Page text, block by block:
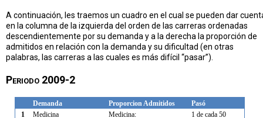
A continuación, les traemos un cuadro en el cual se pueden dar
en la columna de la izquierda del orden de las carreras ordenadas
descendientemente por su demanda y a la derecha la proporción de
admitidos en relación con la demanda y su dificultad (en otras
palabras, las carreras a las cuales es más difícil “pasar”).
Periodo 2009-2
Demanda ProporcionAdmitidos
Pasó
1
Medicina Medicina:
1 de cada 50